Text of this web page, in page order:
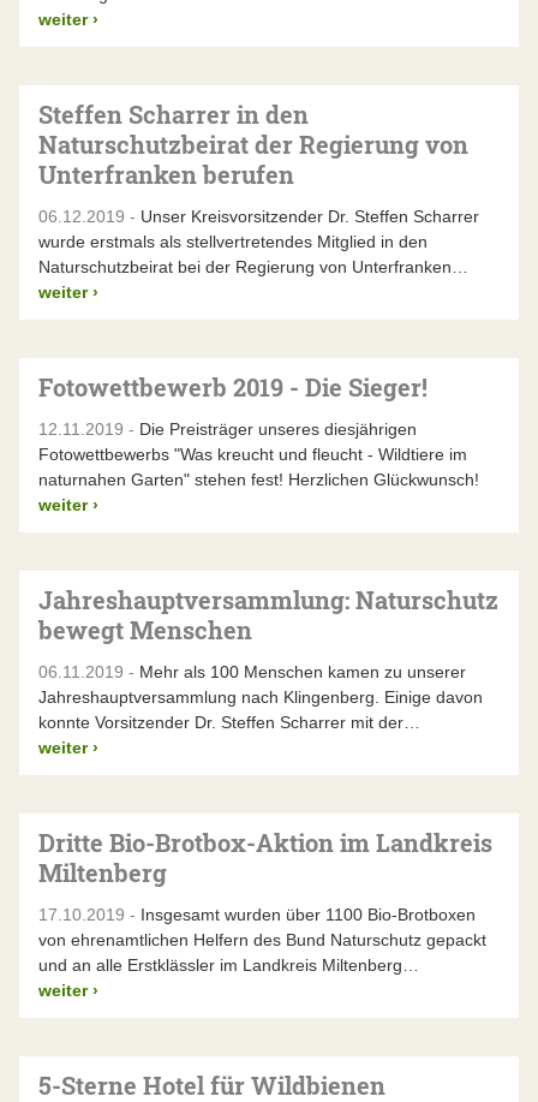
weiter ›
Steffen Scharrer in den
Naturschutzbeirat der Regierung von
Unterfranken berufen
06.12.2019 - Unser Kreisvorsitzender Dr. Steffen Scharrer
wurde erstmals als stellvertretendes Mitglied in den
Naturschutzbeirat bei der Regierung von Unterfranken…
weiter ›
Fotowettbewerb 2019 - Die Sieger!
12.11.2019 - Die Preisträger unseres diesjährigen
Fotowettbewerbs "Was kreucht und fleucht - Wildtiere im
naturnahen Garten" stehen fest! Herzlichen Glückwunsch!
weiter ›
Jahreshauptversammlung: Naturschutz
bewegt Menschen
06.11.2019 - Mehr als 100 Menschen kamen zu unserer
Jahreshauptversammlung nach Klingenberg. Einige davon
konnte Vorsitzender Dr. Steffen Scharrer mit der…
weiter ›
Dritte Bio-Brotbox-Aktion im Landkreis
Miltenberg
17.10.2019 - Insgesamt wurden über 1100 Bio-Brotboxen
von ehrenamtlichen Helfern des Bund Naturschutz gepackt
und an alle Erstklässler im Landkreis Miltenberg…
weiter ›
5-Sterne Hotel für Wildbienen